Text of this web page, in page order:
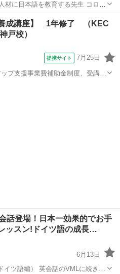
に日本語を教育する先生 コロナ
ム ラオス フィリピン ネパー
ラデシュ スリランカに日本語
相談
養成講座】 1年修了 （KEC
戸校）
提携サイト 7月25日
プ支援事業費補助金制度、受講費
話登場！日本一効果的でお手
ッスン!ドイツ語の成長…
6月13日
のVMLに続き皆